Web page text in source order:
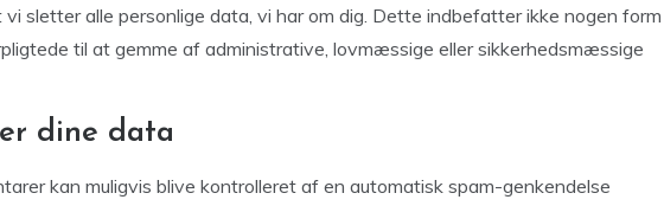
vi sletter alle personlige data, vi har om dig. Dette indbefatter ikke nogen form
til at gemme af administrative, lovmæssige eller sikkerhedsmæssige
dine data
kan muligvis blive kontrolleret af en automatisk spam-genkendelse